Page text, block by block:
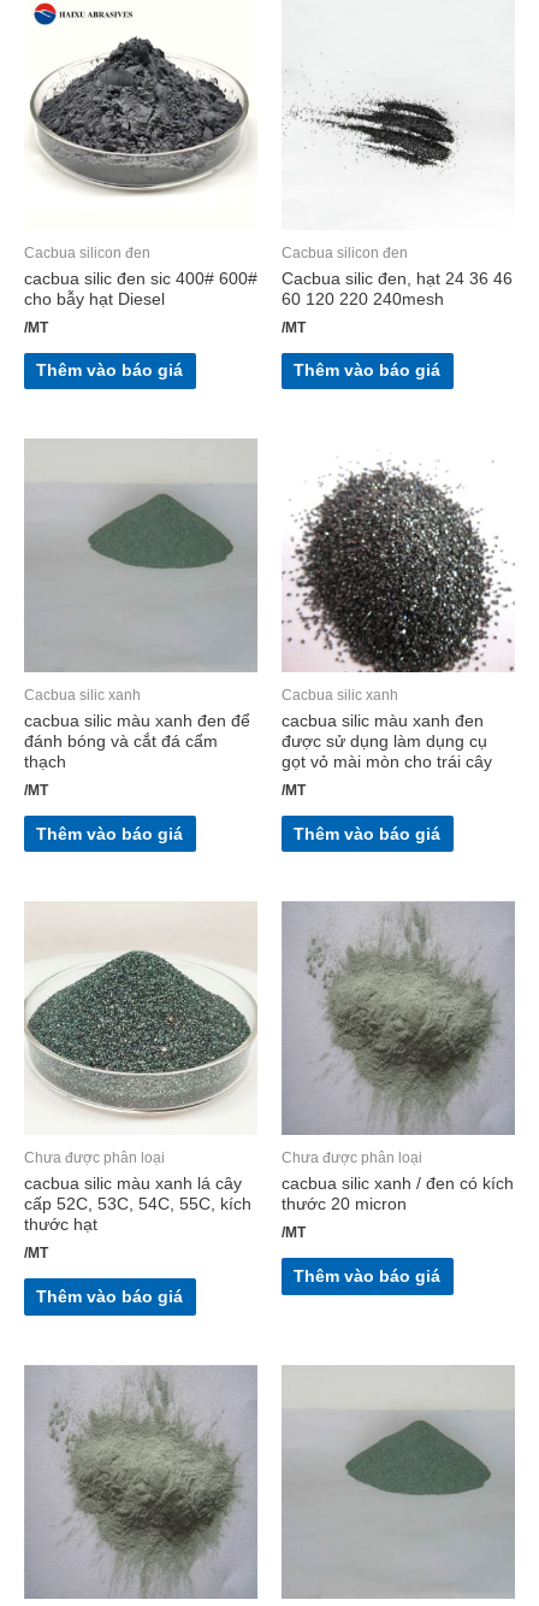
Cacbua silicon đen
cacbua silic đen sic 400# 600#
cho bẫy hạt Diesel
/MT
Thêm vào báo giá
Cacbua silicon đen
Cacbua silic đen, hạt 24 36 46
60 120 220 240mesh
/MT
Thêm vào báo giá
Cacbua silic xanh
cacbua silic màu xanh đen để
đánh bóng và cắt đá cẩm
thạch
/MT
Thêm vào báo giá
Cacbua silic xanh
cacbua silic màu xanh đen
được sử dụng làm dụng cụ
gọt vỏ mài mòn cho trái cây
/MT
Thêm vào báo giá
Chưa được phân loại
cacbua silic màu xanh lá cây
cấp 52C, 53C, 54C, 55C, kích
thước hạt
/MT
Thêm vào báo giá
Chưa được phân loại
cacbua silic xanh / đen có kích
thước 20 micron
/MT
Thêm vào báo giá